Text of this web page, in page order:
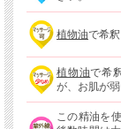
植物油で希
植物油で希
が、お肌が
この精油を